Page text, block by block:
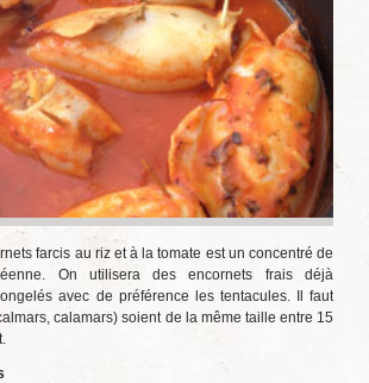
farcis au riz et à la tomate est un concentré de
On utilisera des encornets frais déjà
avec de préférence les tentacules. Il faut
calamars) soient de la même taille entre 15